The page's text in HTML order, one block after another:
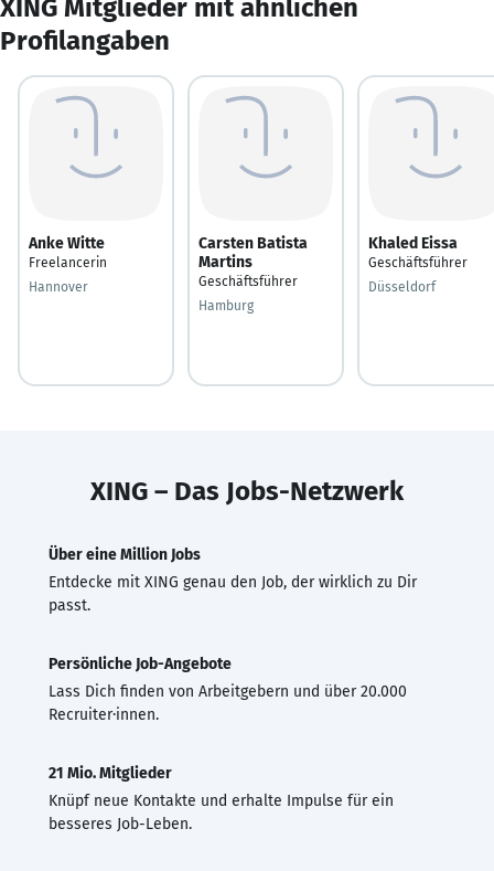
XING Mitglieder mit ähnlichen
Profilangaben
Anke Witte
Freelancerin
Hannover
Carsten Batista
Martins
Geschäftsführer
Hamburg
Khaled Eissa
Geschäftsführer
Düsseldorf
XING – Das Jobs-Netzwerk
Über eine Million Jobs
Entdecke mit XING genau den Job, der wirklich zu Dir
passt.
Persönliche Job-Angebote
Lass Dich finden von Arbeitgebern und über 20.000
Recruiter·innen.
21 Mio. Mitglieder
Knüpf neue Kontakte und erhalte Impulse für ein
besseres Job-Leben.